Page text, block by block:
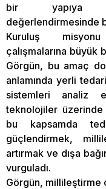
bir yapıya
değerlendirmesinde
Kuruluş
çalışmalarına
Görgün, bu amaç
anlamında yerli
sistemleri analiz
teknolojiler üzerinde
bu kapsamda
güçlendirmek,
artırmak ve dışa
vurguladı.
Görgün, millileştirme